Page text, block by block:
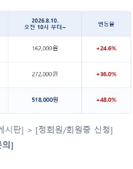
멘사코리아 2010년 8월
안녕하십니까! 예비멘산 여러분!